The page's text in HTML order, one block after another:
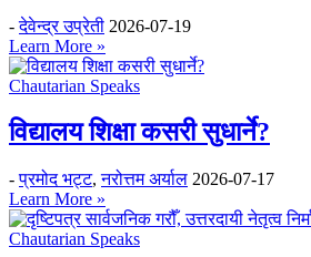
-देवेन्द्र उप्रेती 2026-07-19
Learn More »
Chautarian Speaks
विद्यालय शिक्षा कसरी सुधार्ने?
-प्रमोद भट्ट,नरोत्तम अर्याल 2026-07-17
Learn More »
Chautarian Speaks